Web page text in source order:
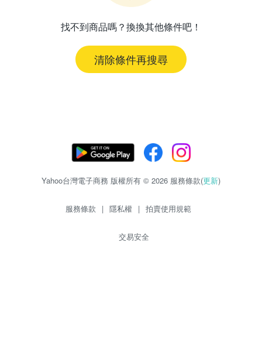
找不到商品嗎？換換其他條件吧！
清除條件再搜尋
Yahoo台灣電子商務 版權所有 © 2026 服務條款(更新)
服務條款 | 隱私權 | 拍賣使用規範
交易安全